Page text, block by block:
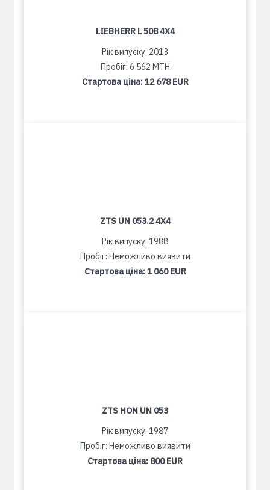
LIEBHERR L 508 4X4
Рік випуску: 2013
Пробіг: 6 562 MTH
Стартова ціна:12 678 EUR
ZTS UN 053.2 4X4
Рік випуску: 1988
Пробіг: Неможливо виявити
Стартова ціна:1 060 EUR
ZTS HON UN 053
Рік випуску: 1987
Пробіг: Неможливо виявити
Стартова ціна: 800 EUR